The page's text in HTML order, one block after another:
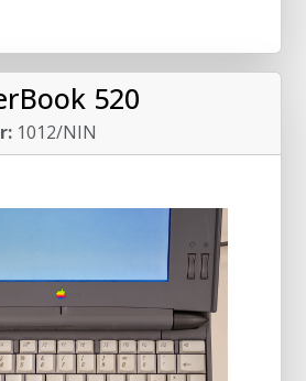
520
1012/NIN